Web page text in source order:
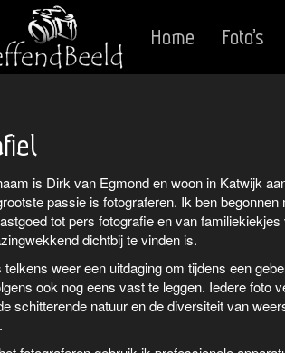
Home Foto’s
is Dirk van Egmond en woon in Katwijk
passie is fotograferen. Ik ben
tot pers fotografie en van
dichtbij te vinden is.
telkens weer een uitdaging om tijdens een
ook nog eens vast te leggen. Iedere foto
schitterende natuur en de diversiteit van